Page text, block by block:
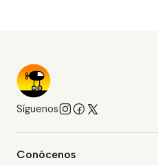
Síguenos
Conócenos